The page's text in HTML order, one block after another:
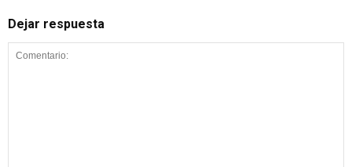
Dejar respuesta